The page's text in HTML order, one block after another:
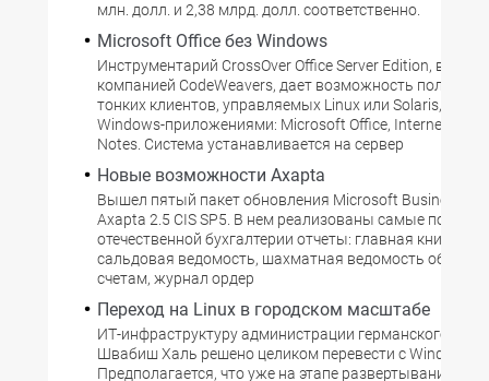
млн. долл. и 2,38 млрд. долл. соответственно.
Microsoft Office без Windows
Инструментарий CrossOver Office Server Edition,
компанией CodeWeavers, дает возможность
тонких клиентов, управляемых Linux или Solaris,
Windows-приложениями: Microsoft Office, Internet
Notes. Система устанавливается на сервер
Новые возможности Axapta
Вышел пятый пакет обновления Microsoft Business
Axapta 2.5 CIS SP5. В нем реализованы самые
отечественной бухгалтерии отчеты: главная книга,
сальдовая ведомость, шахматная ведомость
счетам, журнал ордер
Переход на Linux в городском масштабе
ИТ-инфраструктуру администрации германского
Швабиш Халь решено целиком перевести с Windows
Предполагается, что уже на этапе развертывания за